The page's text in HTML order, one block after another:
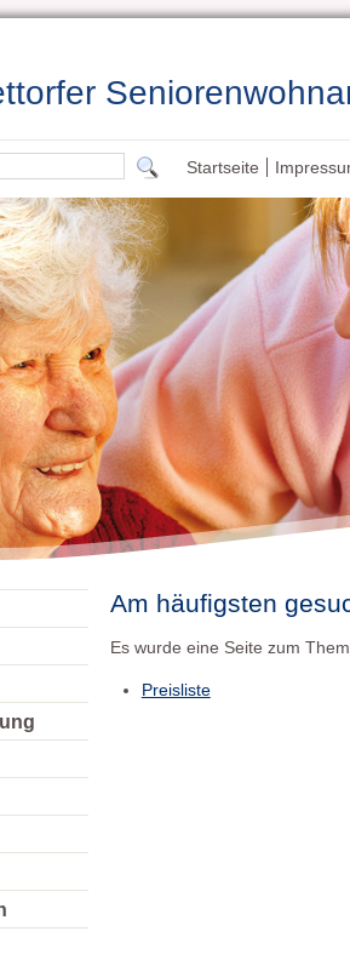
Startseite
Am häufigsten
Es wurde eine Seite zum
Preisliste